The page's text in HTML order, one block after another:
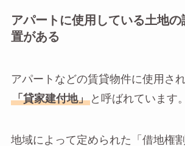
アパートに使用している土地
置がある
アパートなどの賃貸物件に使用さ
「貸家建付地」と呼ばれています。
地域によって定められた「借地権